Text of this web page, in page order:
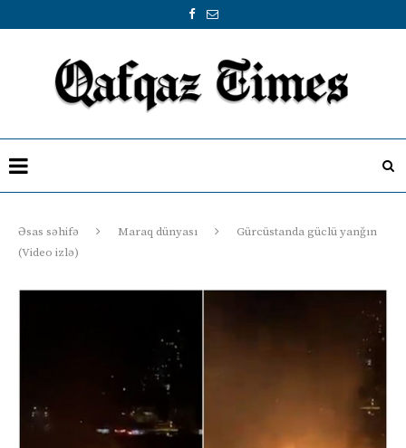
Əsas səhifə Maraq dünyası
Gürcüstanda güclü yanğın
(Video izlə)